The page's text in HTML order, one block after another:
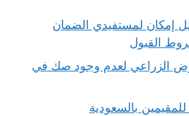
إمكان لمستفيدي الضمان
القبول
الزراعي لعدم وجود صك في
بالسعودية